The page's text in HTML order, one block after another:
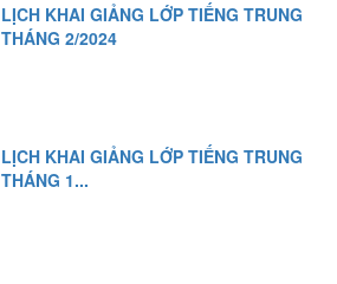
LỊCH KHAI GIẢNG LỚP TIẾNG TRUNG
THÁNG 2/2024
LỊCH KHAI GIẢNG LỚP TIẾNG TRUNG
THÁNG 1...